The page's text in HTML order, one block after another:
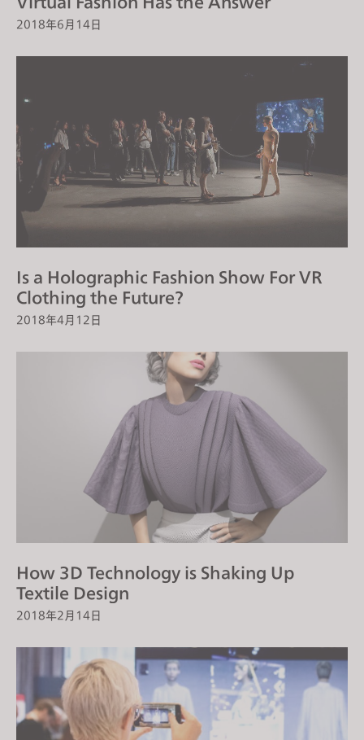
2018年6月14日
Is a Holographic Fashion Show For VR
Clothing the Future?
2018年4月12日
How 3D Technology is Shaking Up
Textile Design
2018年2月14日